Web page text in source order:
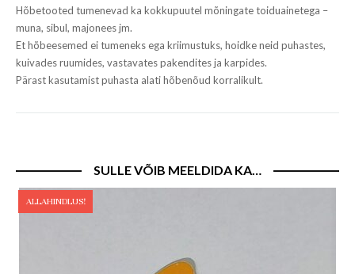
Hõbetooted tumenevad ka kokkupuutel mõningate toiduainetega –
muna, sibul, majonees jm.
Et hõbeesemed ei tumeneks ega kriimustuks, hoidke neid puhastes,
kuivades ruumides, vastavates pakendites ja karpides.
Pärast kasutamist puhasta alati hõbenõud korralikult.
SULLE VÕIB MEELDIDA KA…
ALLAHINDLUS!